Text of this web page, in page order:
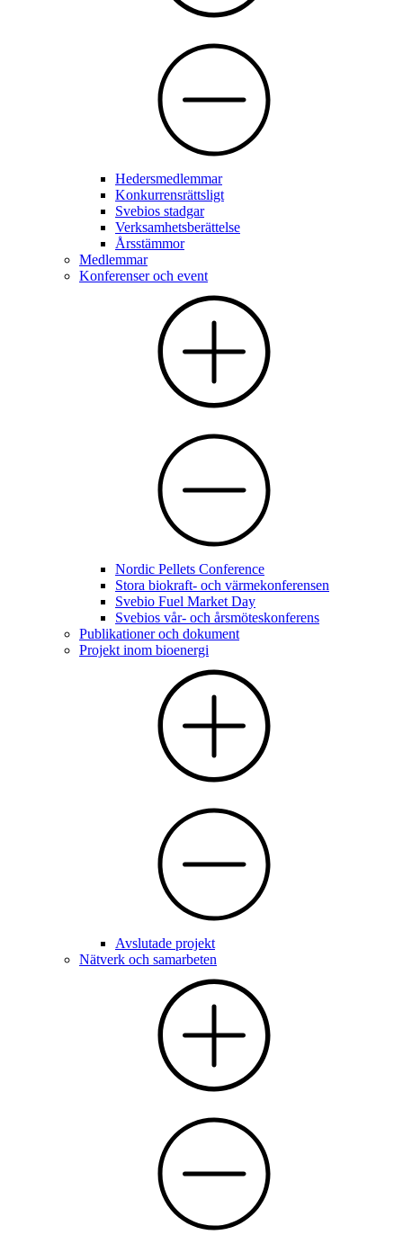
Hedersmedlemmar
Konkurrensrättsligt
Svebios stadgar
Verksamhetsberättelse
Årsstämmor
Medlemmar
Konferenser och event
Nordic Pellets Conference
Stora biokraft- och värmekonferensen
Svebio Fuel Market Day
Svebios vår- och årsmöteskonferens
Publikationer och dokument
Projekt inom bioenergi
Avslutade projekt
Nätverk och samarbeten